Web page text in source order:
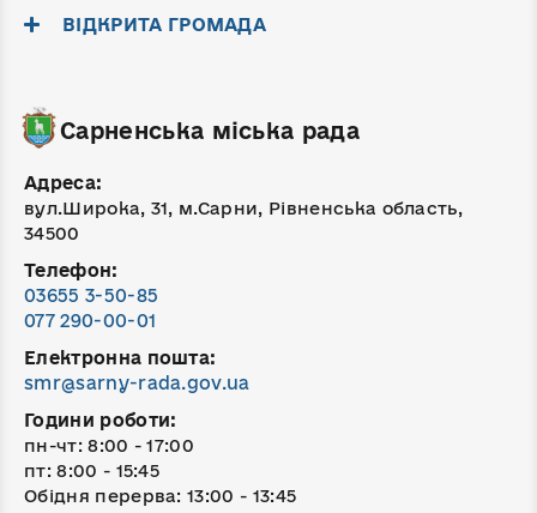
ВІДКРИТА ГРОМАДА
Сарненська міська рада
Адреса:
вул.Широка, 31, м.Сарни, Рівненська область,
34500
Телефон:
03655 3-50-85
077 290-00-01
Електронна пошта:
smr@sarny-rada.gov.ua
Години роботи:
пн-чт: 8:00 - 17:00
пт: 8:00 - 15:45
Обідня перерва: 13:00 - 13:45